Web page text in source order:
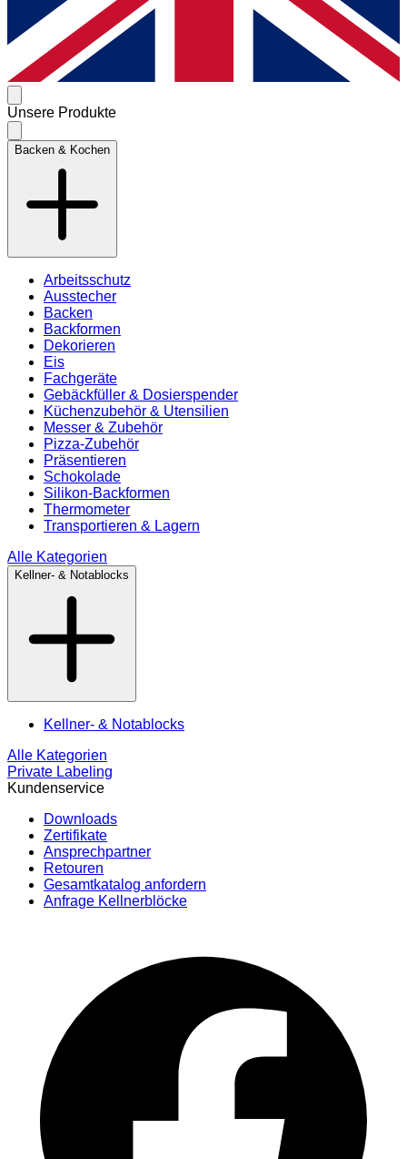
Unsere Produkte
Backen & Kochen
Arbeitsschutz
Ausstecher
Backen
Backformen
Dekorieren
Eis
Fachgeräte
Gebäckfüller & Dosierspender
Küchenzubehör & Utensilien
Messer & Zubehör
Pizza-Zubehör
Präsentieren
Schokolade
Silikon-Backformen
Thermometer
Transportieren & Lagern
Alle Kategorien
Kellner- & Notablocks
Kellner- & Notablocks
Alle Kategorien
Private Labeling
Kundenservice
Downloads
Zertifikate
Ansprechpartner
Retouren
Gesamtkatalog anfordern
Anfrage Kellnerblöcke